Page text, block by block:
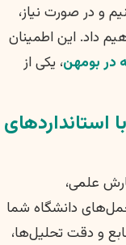
و در صورت نیاز،
داد. این اطمینان
در بومهن، یکی از
استانداردهای
علمی،
دانشگاه شما
و دقت تحلیل‌ها،